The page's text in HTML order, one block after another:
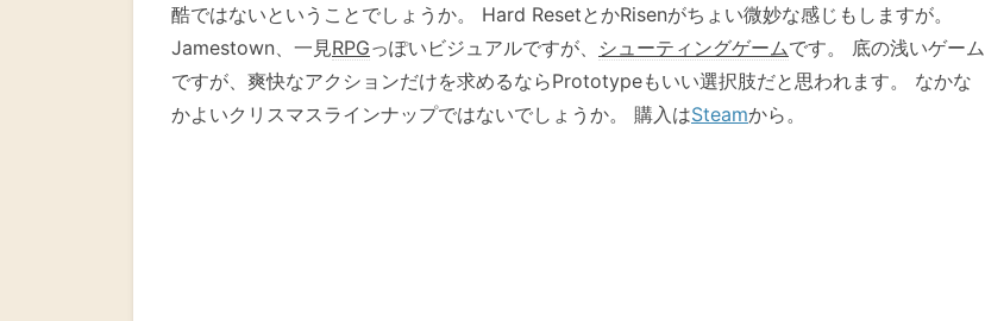
酷ではないということでしょうか。 Hard ResetとかRisenがちょい微妙な感じもしますが。
Jamestown、一見RPGっぽいビジュアルですが、 シューティングゲームです。 底の浅いゲーム
ですが、爽快なアクションだけを求めるならPrototypeもいい選択肢だと思われます。 なかな
かよいクリスマスラインナップではないでしょうか。 購入はSteamから。